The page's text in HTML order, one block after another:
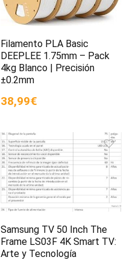
Filamento PLA Basic
DEEPLEE 1.75mm – Pack
4kg Blanco | Precisión
±0.2mm
38,99€
Samsung TV 50 Inch The
Frame LS03F 4K Smart TV:
Arte y Tecnología